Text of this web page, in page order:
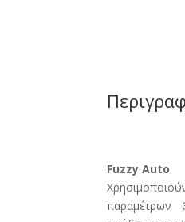
Fuzzy Auto
παραμέτρων